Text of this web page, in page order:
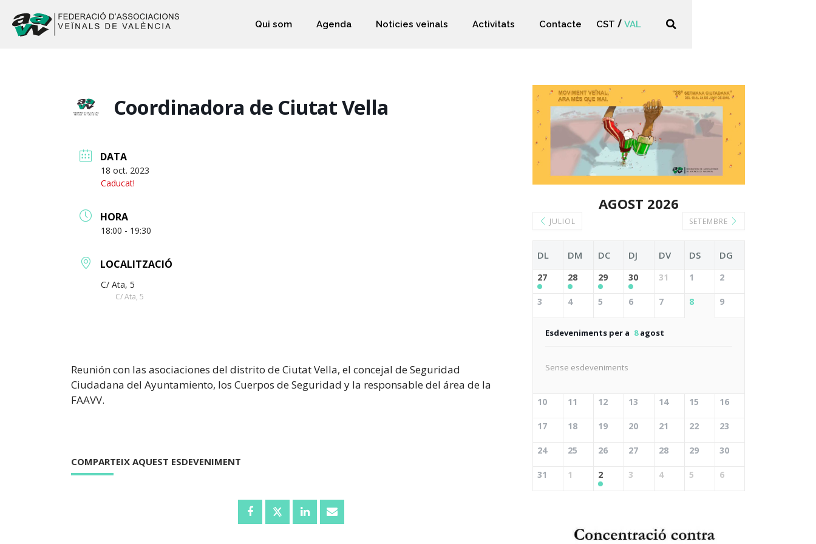
Qui som Agenda Noticies veïnals Activitats Contacte CST VAL
Coordinadora de Ciutat Vella
DATA
18 oct. 2023
Caducat!
HORA
18:00 - 19:30
LOCALITZACIÓ
C/ Ata, 5
C/ Ata, 5
Reunión con las asociaciones del distrito de Ciutat Vella, el concejal de Seguridad
Ciudadana del Ayuntamiento, los Cuerpos de Seguridad y la responsable del área de la
FAAVV.
COMPARTEIX AQUEST ESDEVENIMENT
JULIOL
AGOST 2026
SETEMBRE
DL DM DC DJ DV DS DG
27 28 29 30 31 1 2
3 4 5 6 7 8 9
Esdeveniments per a 8agost
Sense esdeveniments
10 11 12 13 14 15 16
17 18 19 20 21 22 23
24 25 26 27 28 29 30
31 1 2 3 4 5 6